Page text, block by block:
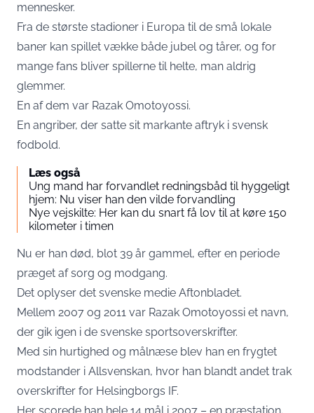
mennesker.
Fra de største stadioner i Europa til de små lokale
baner kan spillet vække både jubel og tårer, og for
mange fans bliver spillerne til helte, man aldrig
glemmer.
En af dem var Razak Omotoyossi.
En angriber, der satte sit markante aftryk i svensk
fodbold.
Læs også
Ung mand har forvandlet redningsbåd til hyggeligt
hjem: Nu viser han den vilde forvandling
Nye vejskilte: Her kan du snart få lov til at køre 150
kilometer i timen
Nu er han død, blot 39 år gammel, efter en periode
præget af sorg og modgang.
Det oplyser det svenske medie Aftonbladet.
Mellem 2007 og 2011 var Razak Omotoyossi et navn,
der gik igen i de svenske sportsoverskrifter.
Med sin hurtighed og målnæse blev han en frygtet
modstander i Allsvenskan, hvor han blandt andet trak
overskrifter for Helsingborgs IF.